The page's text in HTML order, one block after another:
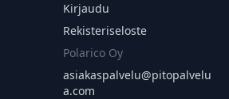
Kirjaudu
Rekisteriseloste
Polarico Oy
asiakaspalvelu@pitopalvelu
a.com